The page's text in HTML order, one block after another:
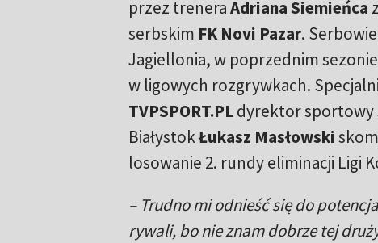
przez treneraAdriana Siemieńca
serbskim FK Novi Pazar.
Jagiellonia, w poprzednim
w ligowych rozgrywkach.
TVPSPORT.PLdyrektor sportowy
BiałystokŁukasz Masłowski
losowanie 2. rundy eliminacji Ligi
– Trudno mi odnieść się do
rywali, bo nie znam dobrze tej